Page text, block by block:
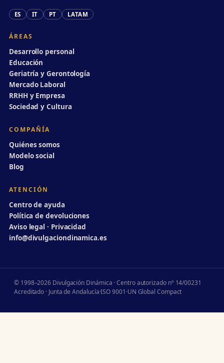
ES IT PT LATAM
ÁREAS
Desarrollo personal
Educación
Geriatría y Gerontología
Mercado Laboral
RRHH y Empresa
Sociedad y Cultura
COMPAÑÍA
Quiénes somos
Modelo social
Blog
ATENCIÓN
Centro de ayuda
Política de devoluciones
Aviso legal · Privacidad
info@divulgaciondinamica.es
© 1998–2026 Divulgación Dinámica · Centro autorizado nº 14/00231
Acreditado · Junta de Andalucía·ISO 9001·UN Global Compact